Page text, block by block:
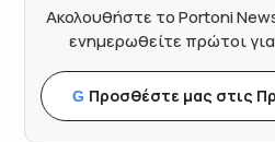
Ακολουθήστε το Portoni
ενημερωθείτε πρώτοι
G Προσθέστε μας στις